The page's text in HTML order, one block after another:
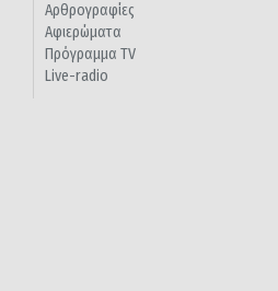
Αρθρογραφίες
Αφιερώματα
Πρόγραμμα TV
Live-radio